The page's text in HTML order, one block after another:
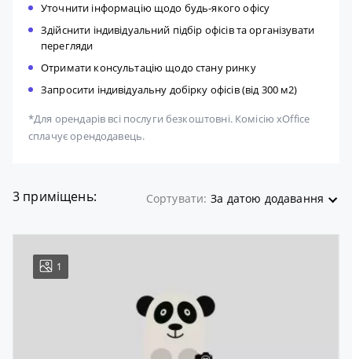
Уточнити інформацію щодо будь-якого офісу
Здійснити індивідуальний підбір офісів та організувати
перегляди
Отримати консультацію щодо стану ринку
Запросити індивідуальну добірку офісів (від 300 м2)
*Для орендарів всі послуги безкоштовні. Комісію xOffice
сплачує орендодавець.
3 приміщень: Сортувати: За датою додавання
1